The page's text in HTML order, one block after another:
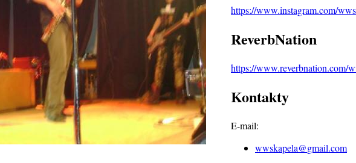
https://www.instagram.com/
ReverbNation
https://www.reverbnation.com/
Kontakty
E-mail:
wwskapela@gmail.com